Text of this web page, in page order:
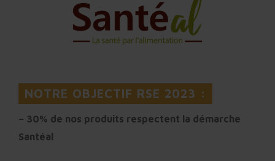
NOTRE OBJECTIF RSE 2023 :
– 30% de nos produits respectent la démarche
Santéal